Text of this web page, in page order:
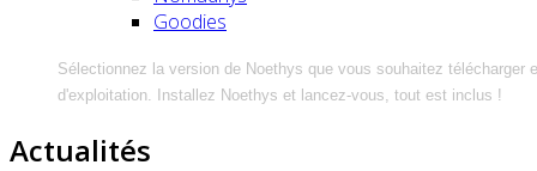
Goodies
Sélectionnez la version de Noethys que vous souhaitez télécharger
d'exploitation. Installez Noethys et lancez-vous, tout est inclus !
Actualités